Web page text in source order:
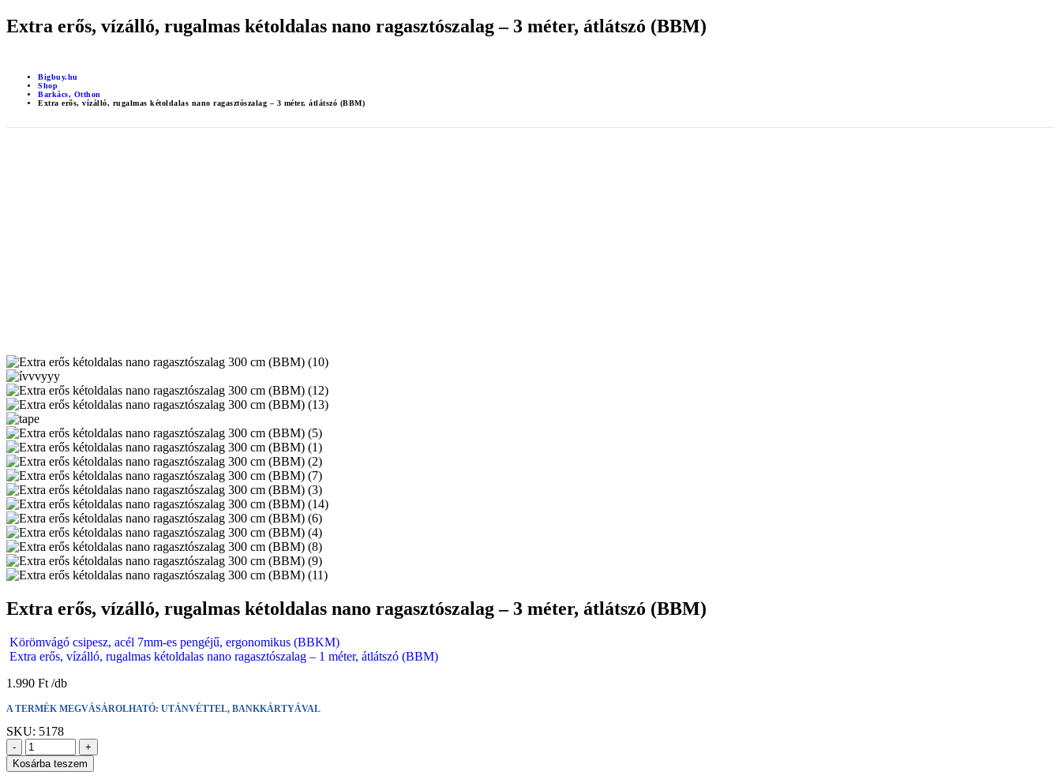
Extra erős, vízálló, rugalmas kétoldalas nano ragasztószalag – 3 méter, átlátszó (BBM)
Bigbuy.hu
Shop
Barkács, Otthon
Extra erős, vízálló, rugalmas kétoldalas nano ragasztószalag – 3 méter, átlátszó (BBM)
Extra erős, vízálló, rugalmas kétoldalas nano ragasztószalag – 3 méter, átlátszó (BBM)
Körömvágó csipesz, acél 7mm-es pengéjű, ergonomikus (BBKM)
Extra erős, vízálló, rugalmas kétoldalas nano ragasztószalag – 1 méter, átlátszó (BBM)
1.990 Ft
A TERMÉK MEGVÁSÁROLHATÓ: UTÁNVÉTTEL, BANKKÁRTYÁVAL
SKU: 5178
-
+
Kosárba teszem